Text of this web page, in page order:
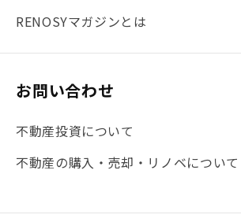
#まとめ #融資 #目黒
#JR湘南新宿ライン
#20代 #都営浅草線
#東急東横線
RENOSYマガジンとは
お問い合わせ
不動産投資について
不動産の購入・売却・リノベについて